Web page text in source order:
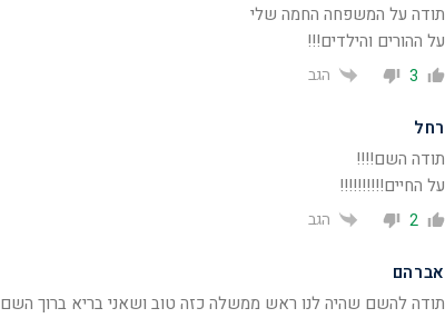
תודה על המשפחה החמה שלי
על ההורים והילדים!!!
3 הגב
רחל
תודה השם!!!!
על החיים!!!!!!!!!!
2 הגב
אברהם
תודה להשם שהיה לנו ראש ממשלה כזה טוב ושאני בריא ברוך השם